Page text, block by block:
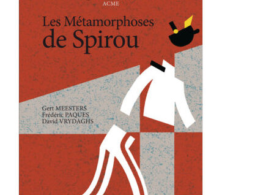
Achat en ligne
Panier WooCommerce